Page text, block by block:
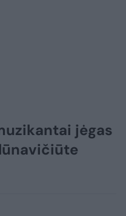
jėgas